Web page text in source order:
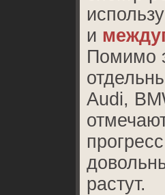
и
Помимо
Audi,
растут.